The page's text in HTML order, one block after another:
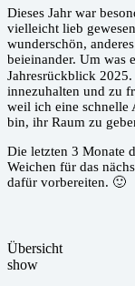
Dieses Jahr war
vielleicht lieb
wunderschön,
beieinander. Um was
Jahresrückblick
innezuhalten und zu
weil ich eine schnelle
bin, ihr Raum zu
Die letzten 3 Monate
Weichen für das
dafür vorbereiten. 🙂
Übersicht
show